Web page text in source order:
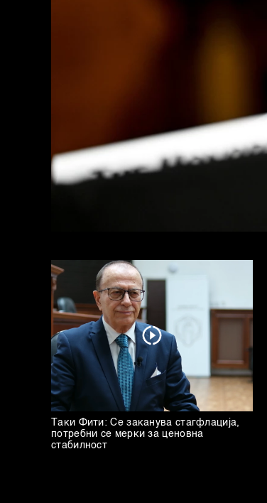
Таки Фити: Се заканува стагфлација,
потребни се мерки за ценовна
стабилност